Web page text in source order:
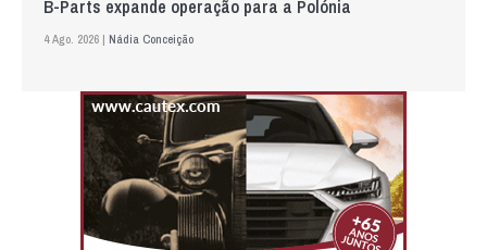
B-Parts expande operação para a Polónia
4 Ago. 2026 | Nádia Conceição